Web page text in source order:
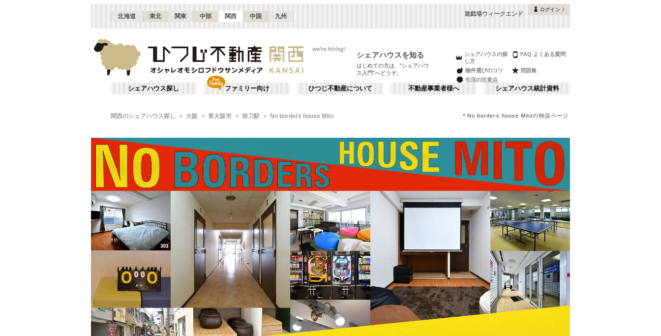
北海道 東北 関東 中部 関西 中国 九州 遊戯場ウィークエンド
ログイン
シェアハウスを知る
はじめての方は、“シェアハウ
ス入門”へどうぞ。
シェアハウスの探
し方
FAQ よくある質問
物件選びのコツ
用語集
生活の注意点
シェアハウス探し ファミリー向け ひつじ不動産について 不動産事業者様へ シェアハウス統計資料
関西のシェアハウス探し 大阪 東大阪市 弥刀駅 No borders house Mito ＊No borders house Mitoの特設ページ